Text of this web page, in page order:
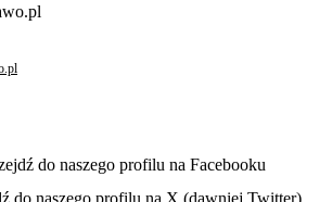
- otwiera się w nowej karcie
do naszego profilu na Facebooku
do naszego profilu na X (dawniej Twitter)